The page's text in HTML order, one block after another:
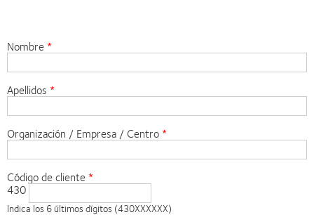
Nombre
Apellidos
Organización / Empresa / Centro
Código de cliente
430
Indica los 6 últimos dígitos (430XXXXXX)